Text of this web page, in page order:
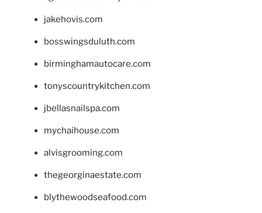
jakehovis.com
bosswingsduluth.com
birminghamautocare.com
tonyscountrykitchen.com
jbellasnailspa.com
mychaihouse.com
alvisgrooming.com
thegeorginaestate.com
blythewoodseafood.com